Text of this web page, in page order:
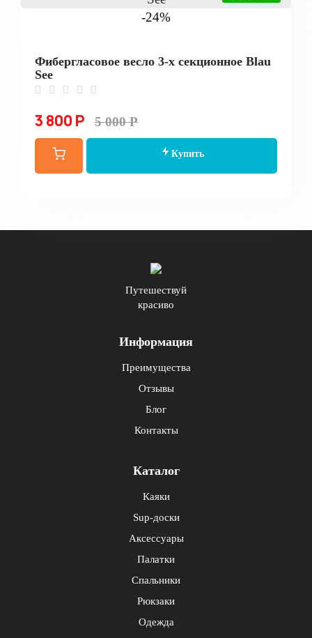
-24%
Фибергласовое весло 3-х секционное Blau
See
3 800 Р 5 000 Р
Купить
Путешествуй
красиво
Информация
Преимущества
Отзывы
Блог
Контакты
Каталог
Каяки
Sup-доски
Аксессуары
Палатки
Спальники
Рюкзаки
Одежда